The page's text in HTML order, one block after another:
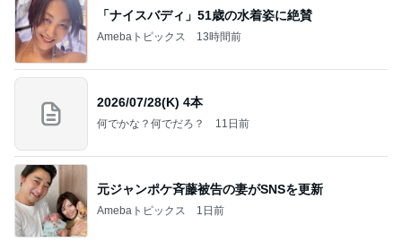
「ナイスバディ」51歳の水着姿に絶賛
Amebaトピックス 13時間前
2026/07/28(K) 4本
何でかな？何でだろ？ 11日前
元ジャンポケ斉藤被告の妻がSNSを更新
Amebaトピックス 1日前